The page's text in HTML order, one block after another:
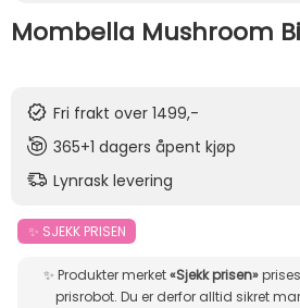
Mombella Mushroom
Fri frakt over 1499,-
365+1 dagers åpent kjøp
Lynrask levering
✨ SJEKK PRISEN
✨ Produkter merket«Sjekk prisen»
prisrobot. Du er derfor alltid sikret markedets beste pris.